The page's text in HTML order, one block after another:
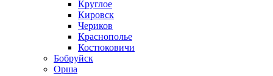
Круглое
Кировск
Чериков
Краснополье
Костюковичи
Бобруйск
Орша